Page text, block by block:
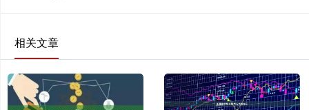
相关文章